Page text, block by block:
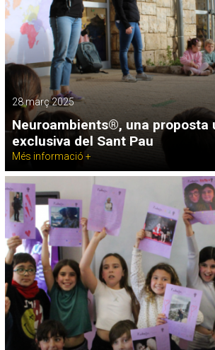
28 març 2025
Neuroambients®, una proposta
exclusiva del Sant Pau
Més informació +